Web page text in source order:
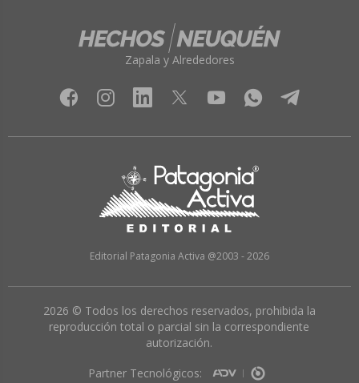
Zapala y Alrededores
Editorial Patagonia Activa @2003 - 2026
2026 © Todos los derechos reservados, prohibida la
reproducción total o parcial sin la correspondiente
autorización.
Partner Tecnológicos: